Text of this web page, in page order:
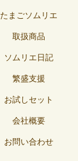
たまごソムリエ
取扱商品
ソムリエ日記
繁盛支援
お試しセット
会社概要
お問い合わせ